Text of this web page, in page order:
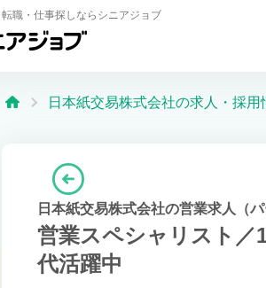
職・仕事探しならシニアジョブ
日本紙交易株式会社の求人・採用
日本紙交易株式会社の営業求人（パ
営業スペシャリスト／
代活躍中